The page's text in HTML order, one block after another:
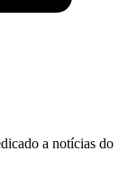
a notícias do